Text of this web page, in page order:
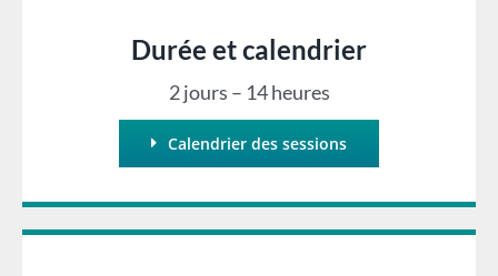
Durée et calendrier
2 jours – 14 heures
Calendrier des sessions